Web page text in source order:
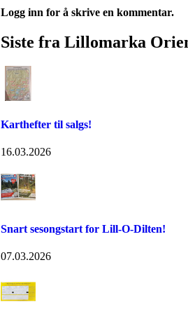
Logg inn for å skrive en kommentar.
Siste fra Lillomarka
Karthefter til salgs!
16.03.2026
Snart sesongstart for Lill-O-Dilten!
07.03.2026